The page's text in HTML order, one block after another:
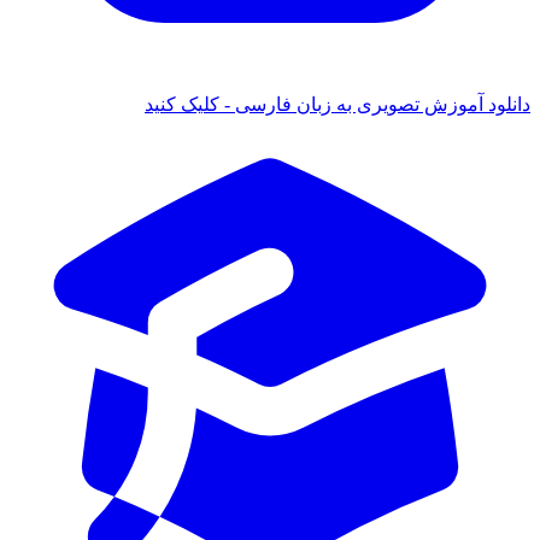
آموزش تصویری به زبان فارسی - کلیک کنید